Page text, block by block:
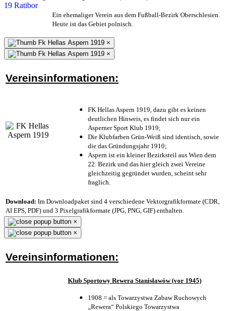
Ein ehemaliger Verein aus dem Fußball-Bezirk Oberschlesien.
Heute ist das Gebiet polnisch.
×
×
Vereinsinformationen:
FK Hellas Aspern 1919, dazu gibt es keinen
deutlichen Hinweis, es findet sich nur ein
Asperner Sport Klub 1919;
Die Klubfarben Grün-Weiß sind identisch, sowie
die das Gründungsjahr 1910;
Aspern ist ein kleiner Bezirksteil aus Wien dem
22. Bezirk und das hier gleich zwei Vereine
gleichzeitig gegründet wurden, scheint sehr
fraglich.
Download: Im Downloadpaket sind 4 verschiedene Vektorgrafikformate (CDR,
AI EPS, PDF) und 3 Pixelgrafikformate (JPG, PNG, GIF) enthalten.
×
×
Vereinsinformationen:
Klub Sportowy Rewera Stanisławów (vor 1945)
1908 = als Towarzystwa Zabaw Ruchowych
„Rewera“ Polskiego Towarzystwa